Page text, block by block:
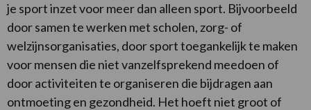
je sport inzet voor meer dan alleen sport. Bijvoorbeeld
door samen te werken met scholen, zorg- of
welzijnsorganisaties, door sport toegankelijk te maken
voor mensen die niet vanzelfsprekend meedoen of
door activiteiten te organiseren die bijdragen aan
ontmoeting en gezondheid. Het hoeft niet groot of